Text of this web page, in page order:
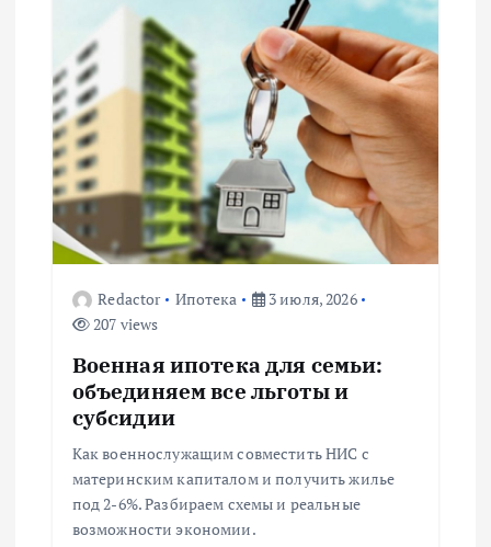
и
я
п
о
Redactor Ипотека
3 июля, 2026
207 views
Военная ипотека для семьи:
объединяем все льготы и
субсидии
Как военнослужащим совместить НИС с
материнским капиталом и получить жилье
под 2-6%. Разбираем схемы и реальные
возможности экономии.